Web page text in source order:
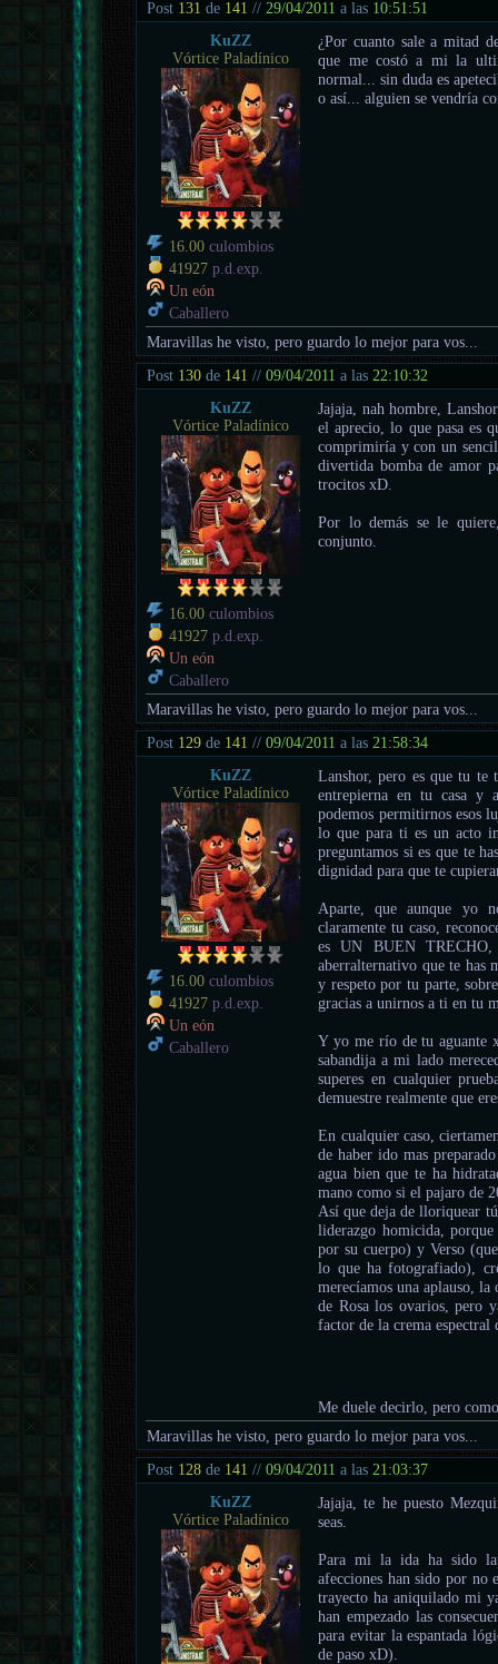
Post 131 de 141 // 29/04/2011 a las 10:51:51
KuZZ
Vórtice Paladínico
16.00 culombios
41927 p.d.exp.
Un eón
Caballero
¿Por cuanto sale a mitad
que me costó a mi la
normal... sin duda es
o así... alguien se vendría
Maravillas he visto, pero guardo lo mejor para vos...
Post 130 de 141 //09/04/2011 a las 22:10:32
KuZZ
Vórtice Paladínico
16.00 culombios
41927 p.d.exp.
Un eón
Caballero
Jajaja, nah hombre,
el aprecio, lo que pasa es
comprimiría y con un
divertida bomba de amor
trocitos xD.
Por lo demás se le
conjunto.
Maravillas he visto, pero guardo lo mejor para vos...
Post 129 de 141 //09/04/2011 a las 21:58:34
KuZZ
Vórtice Paladínico
16.00 culombios
41927 p.d.exp.
Un eón
Caballero
Lanshor, pero es que tu
entrepierna en tu casa y
podemos permitirnos esos
lo que para ti es un acto
preguntamos si es que te
dignidad para que te
Aparte, que aunque yo
claramente tu caso,
es UN BUEN
aberralternativo que te has
y respeto por tu parte,
gracias a unirnos a ti en tu
Y yo me río de tu aguante
sabandija a mi lado
superes en cualquier
demuestre realmente que
En cualquier caso,
de haber ido mas
agua bien que te ha
mano como si el pajaro de
Así que deja de lloriquear
liderazgo homicida,
por su cuerpo) y Verso
lo que ha fotografiado),
merecíamos una aplauso,
de Rosa los ovarios, pero
factor de la crema espectral
Me duele decirlo, pero
Maravillas he visto, pero guardo lo mejor para vos...
Post 128 de 141 //09/04/2011 a las 21:03:37
KuZZ
Vórtice Paladínico
Jajaja, te he puesto
seas.
Para mi la ida ha sido
afecciones han sido por no
trayecto ha aniquilado mi
han empezado las
para evitar la espantada
de paso xD).